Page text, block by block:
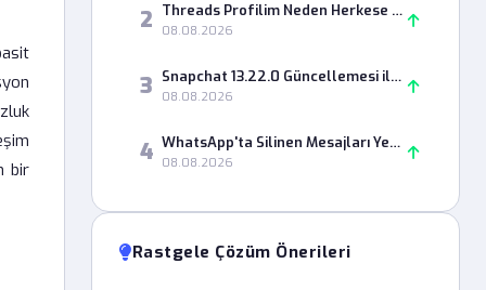
bir
2 Threads Profilim Neden Herkese Açık Olarak Gözükmüyor?
08.08.2026
3 Snapchat 13.22.0 Güncellemesi ile Snap Streak Nasıl Geri Alınır?
08.08.2026
4 WhatsApp'ta Silinen Mesajları Yedeklemeden Görme Şansım Var mı?
08.08.2026
Rastgele Çözüm Önerileri